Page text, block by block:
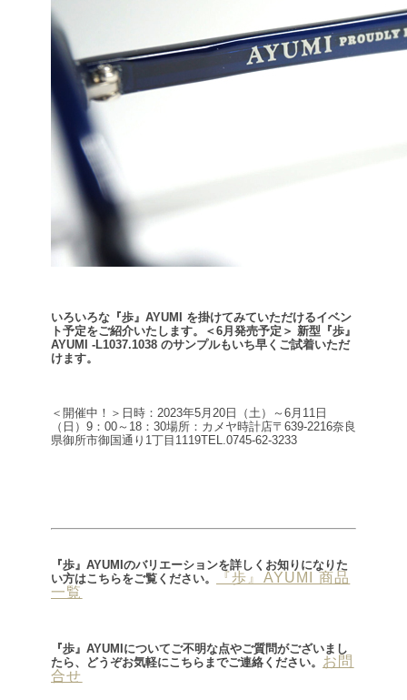
いろいろな『歩』AYUMI を掛けてみていただけるイベン
ト予定をご紹介いたします。
＜6月発売予定＞ 新型『歩』
AYUMI -L1037.1038 のサンプルもいち早くご試着いただ
けます。
＜開催中！＞ 日時：2023年5月20日（土）～6月11日
（日） 9：00～18：30場所：カメヤ時計店〒639-2216奈良
県御所市御国通り1丁目1119TEL.0745-62-3233
『歩』AYUMIのバリエーションを詳しくお知りになりた
い方はこちらをご覧ください。
『歩』AYUMI 商品
一覧
『歩』AYUMIについてご不明な点やご質問がございまし
たら、どうぞお気軽にこちらまでご連絡ください。 お問
合せ